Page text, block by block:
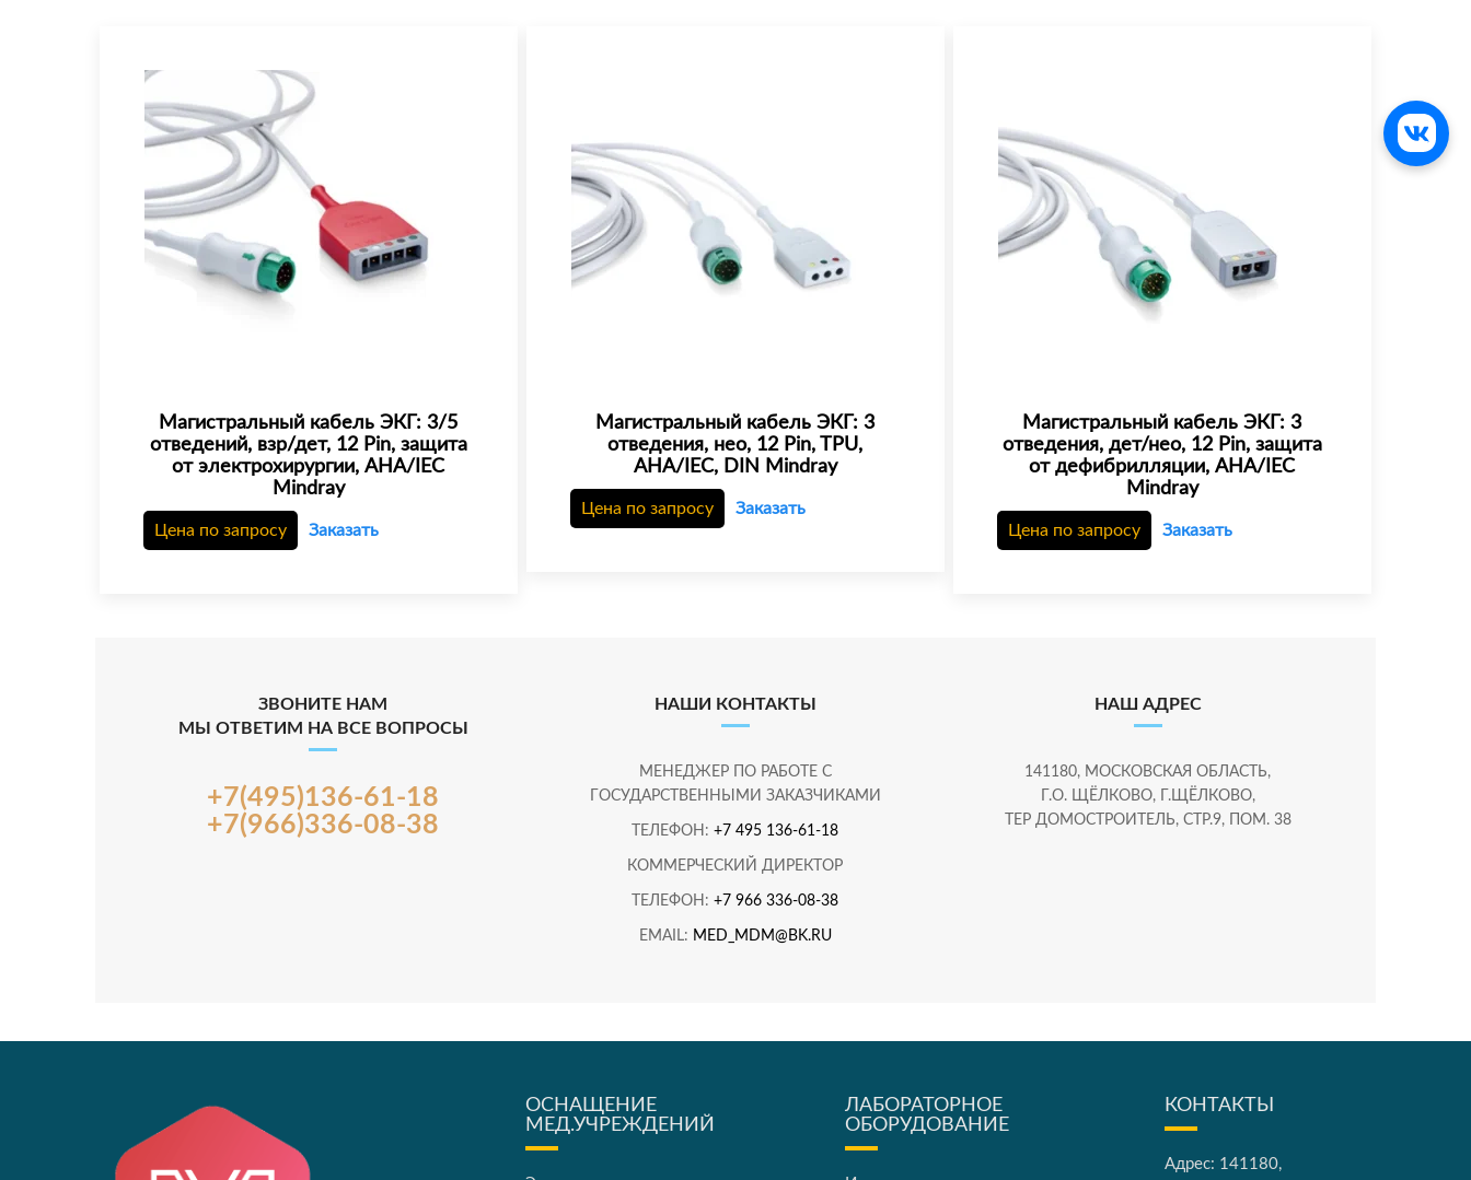
Магистральный кабель ЭКГ: 3/5
отведений, взр/дет, 12 Pin, защита
от электрохирургии, AHA/IEC
Mindray
Цена по запросу Заказать
Магистральный кабель ЭКГ: 3
отведения, нео, 12 Pin, TPU,
AHA/IEC, DIN Mindray
Цена по запросу Заказать
Магистральный кабель ЭКГ: 3
отведения, дет/нео, 12 Pin, защита
от дефибрилляции, AHA/IEC
Mindray
Цена по запросу Заказать
ЗВОНИТЕ НАМ
МЫ ОТВЕТИМ НА ВСЕ ВОПРОСЫ
+7(495)136-61-18
+7(966)336-08-38
НАШИ КОНТАКТЫ
МЕНЕДЖЕР ПО РАБОТЕ С
ГОСУДАРСТВЕННЫМИ ЗАКАЗЧИКАМИ
ТЕЛЕФОН:+7 495 136-61-18
КОММЕРЧЕСКИЙ ДИРЕКТОР
ТЕЛЕФОН:+7 966 336-08-38
EMAIL: MED_MDM@BK.RU
НАШ АДРЕС
141180, МОСКОВСКАЯ ОБЛАСТЬ,
Г.О. ЩЁЛКОВО, Г.ЩЁЛКОВО,
ТЕР ДОМОСТРОИТЕЛЬ, СТР.9, ПОМ. 38
ОСНАЩЕНИЕ
МЕД.УЧРЕЖДЕНИЙ
ЛАБОРАТОРНОЕ
ОБОРУДОВАНИЕ
КОНТАКТЫ
Адрес: 141180,